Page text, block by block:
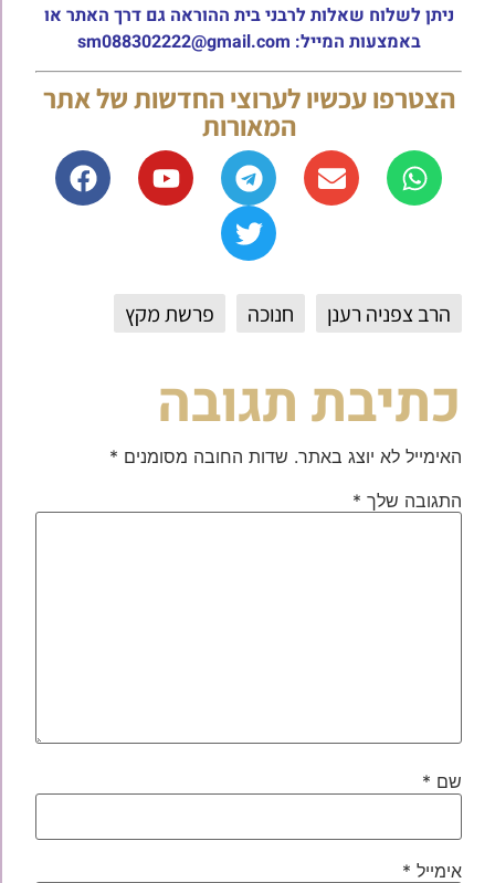
ניתן לשלוח שאלות לרבני בית ההוראה גם דרך האתר או
באמצעות המייל: sm088302222@gmail.com
הצטרפו עכשיו לערוצי החדשות של אתר
המאורות
הרב צפניה רענן חנוכה פרשת מקץ
כתיבת תגובה
האימייל לא יוצג באתר. שדות החובה מסומנים *
התגובה שלך *
שם *
אימייל *